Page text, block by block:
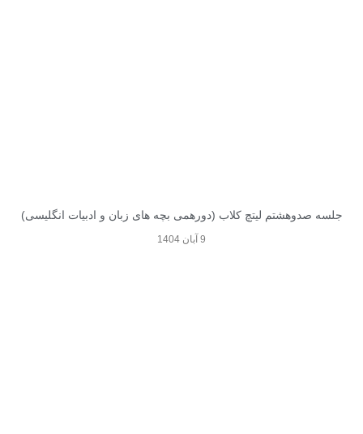
جلسه صدوهشتم لیتچ کلاب (دورهمی بچه های زبان و ادبیات انگلیسی)
9 آبان 1404